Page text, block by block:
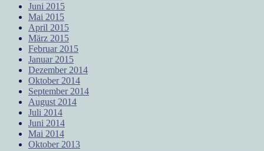
Juni 2015
Mai 2015
April 2015
März 2015
Februar 2015
Januar 2015
Dezember 2014
Oktober 2014
September 2014
August 2014
Juli 2014
Juni 2014
Mai 2014
Oktober 2013